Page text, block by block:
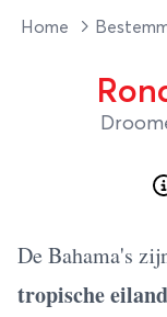
Home
De Bahama's
tropische